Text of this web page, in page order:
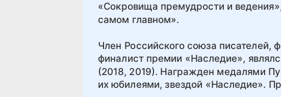
«Сокровища премудрости и
самом главном».
Член Российского союза писателей,
финалист премии «Наследие»,
(2018, 2019). Награжден медалями
их юбилеями, звездой «Наследие».